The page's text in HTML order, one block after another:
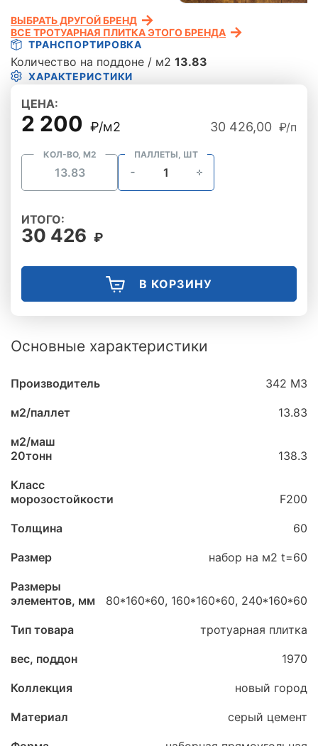
ТРАНСПОРТИРОВКА
Количество на поддоне / м2 13.83
ХАРАКТЕРИСТИКИ
ВЫБРАТЬ ДРУГОЙ БРЕНД
ВСЕ ТРОТУАРНАЯ ПЛИТКА ЭТОГО БРЕНДА
ЦЕНА:
2 200 ₽/м2 30 426,00 ₽/п
КОЛ-ВО, М2 ПАЛЛЕТЫ, ШТ
ИТОГО:
30 426 ₽
В КОРЗИНУ
Основные характеристики
Производитель 342 МЗ
м2/паллет 13.83
м2/маш
20тонн
138.3
Класс
морозостойкости
F200
Толщина 60
Размер набор на м2 t=60
Размеры
элементов, мм
80*160*60, 160*160*60, 240*160*60
Тип товара тротуарная плитка
вес, поддон 1970
Коллекция новый город
Материал серый цемент